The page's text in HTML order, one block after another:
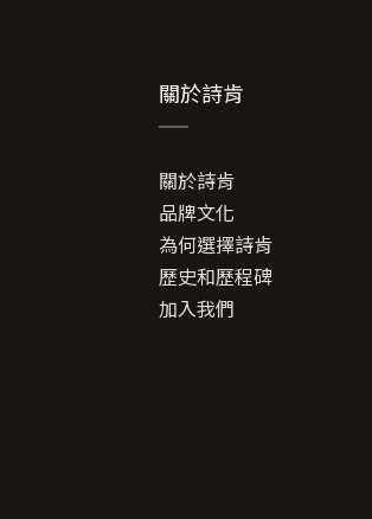
關於詩肯
關於詩肯
品牌文化
為何選擇詩肯
歷史和歷程碑
加入我們